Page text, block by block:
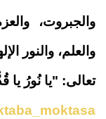
والجبروت،
والعلم، والنور
تعالى: "يا نُورُ يا